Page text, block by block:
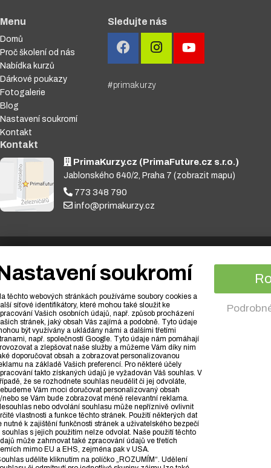
Menu
Domů
Proč školení od nás
Nabídka kurzů
Dárkové poukazy
Fotogalerie
Blog
Nastavení soukromí
Kontakt
Kontakt
PrimaKurzy.cz (PrimaFuture.cz s.r.o.)
Jablonského 640/2, Praha 7 (zobrazit mapu)
773 348 790
info@primakurzy.cz
Sledujte nás
#primakurzy
Ochrana osobních údajů
soukromí
těchto webových stránkách používáme soubory cookies a
síťové identifikátory, které mohou také sloužit ke
Vašich osobních údajů, např. způsob procházení
stránek, jaký obsah Vás zajímá a podobně. Tyto údaje
být využívány a ukládány námi a dalšími třetími
např. společností Google. Tyto údaje nám pomáhají
a zlepšovat naše služby a můžeme Vám díky nim
doporučovat obsah a zobrazovat personalizovanou
na základě Vašich preferencí. Pro některé účely
takto získaných údajů je vyžadován Váš souhlas. V
že se rozhodnete souhlas neudělit či jej odvoláte,
Vám moci doručovat personalizovaný obsah
nebo se Vám bude zobrazovat méně relevantní reklama.
nebo odvolání souhlasu může nepříznivě ovlivnit
vlastnosti a funkce těchto stránek. Použití některých dat
nutné k zajištění funkčnosti stránek a uživatelského bezpečí
souhlas s jejich použitím nelze odvolat. Naše použití těchto
může zahrnovat také zpracování údajů ve třetích
mimo EU a EHS, zejména pak v USA.
udělíte kliknutím na políčko „ROZUMÍM“. Udělení